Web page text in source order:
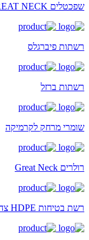
שפכטלים GREAT NECK
רשתות פיברגלס
רשתות ברזל
שומרי מרחק לקרמיקה
רולרים Great Neck
רשת בטיחות HDPE צהוב/כתום + פסי חיזוק (גליל 50 מ"א)